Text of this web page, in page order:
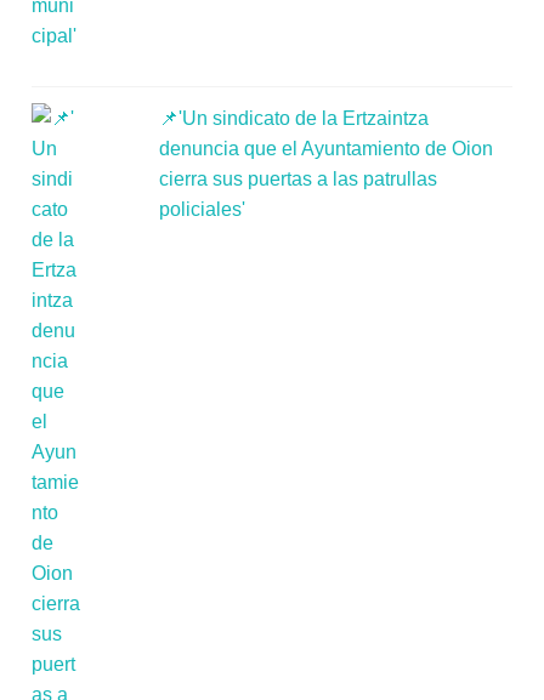
📌'Un sindicato de la Ertzaintza
denuncia que el Ayuntamiento de Oion
cierra sus puertas a las patrullas
policiales'